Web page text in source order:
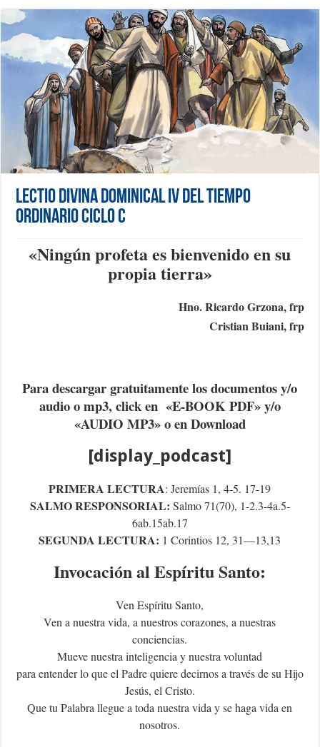
Lectio Divina Dominical IV del Tiempo
Ordinario Ciclo C
«Ningún profeta es bienvenido en su
propia tierra»
Hno. Ricardo Grzona, frp
Cristian Buiani, frp
Para descargar gratuitamente los documentos y/o
audio o mp3, click en «E-BOOK PDF» y/o
«AUDIO MP3» o en Download
[display_podcast]
PRIMERA LECTURA: Jeremías 1, 4-5. 17-19
SALMO RESPONSORIAL: Salmo 71(70), 1-2.3-4a.5-
6ab.15ab.17
SEGUNDA LECTURA: 1 Corintios 12, 31—13,13
Invocación al Espíritu Santo:
Ven Espíritu Santo,
Ven a nuestra vida, a nuestros corazones, a nuestras
conciencias.
Mueve nuestra inteligencia y nuestra voluntad
para entender lo que el Padre quiere decirnos a través de su Hijo
Jesús, el Cristo.
Que tu Palabra llegue a toda nuestra vida y se haga vida en
nosotros.